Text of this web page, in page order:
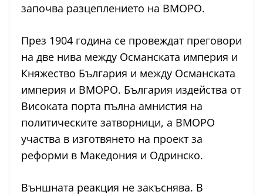
започва разцеплението на ВМОРО.
През 1904 година се провеждат преговори
на две нива между Османската империя и
Княжество България и между Османската
империя и ВМОРО. България издейства от
Високата порта пълна амнистия на
политическите затворници, а ВМОРО
участва в изготвянето на проект за
реформи в Македония и Одринско.
Външната реакция не закъснява. В